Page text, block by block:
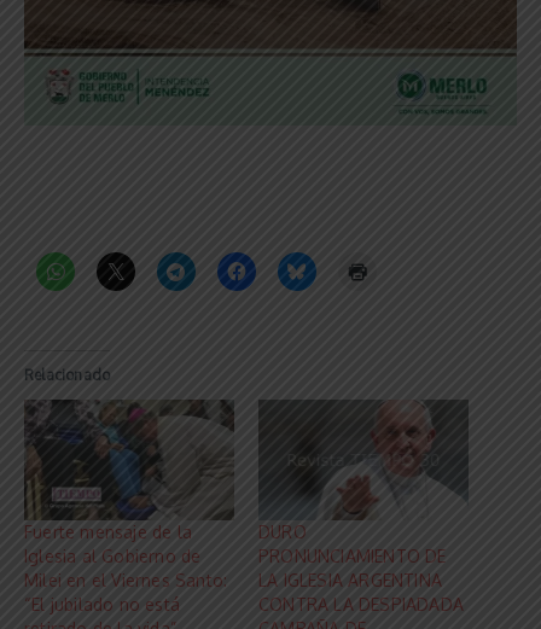
Relacionado
Fuerte mensaje de la
Iglesia al Gobierno de
Milei en el Viernes Santo:
“El jubilado no está
DURO
PRONUNCIAMIENTO DE
LA IGLESIA ARGENTINA
CONTRA LA DESPIADADA